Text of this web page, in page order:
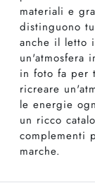
materiali e
distinguono
anche il letto
un'atmosfera
in foto fa per
ricreare
le energie
un ricco
complementi
marche.